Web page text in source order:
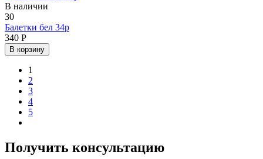
В наличии
30
Балетки бел 34р
340 Р
В корзину
1
2
3
4
5
Получить консультацию